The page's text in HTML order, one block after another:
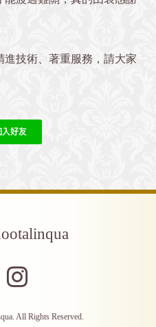
技術、著重服務，請大家
. All Rights Reserved.